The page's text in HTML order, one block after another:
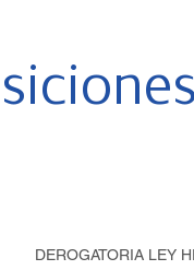
DEROGATORIA LEY